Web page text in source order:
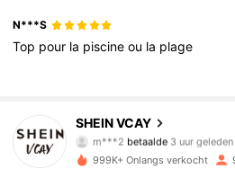
N***S
Top pour la piscineou la plage
SHEIN VCAY
m***2betaalde
l***9gevolgd1 uur geleden
999K+ Onlangs verkocht